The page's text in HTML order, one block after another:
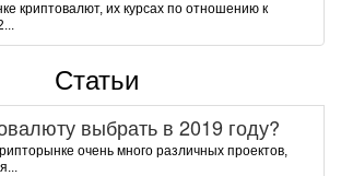
криптовалют, их курсах по отношению к
Статьи
выбрать в 2019 году?
очень много различных проектов,